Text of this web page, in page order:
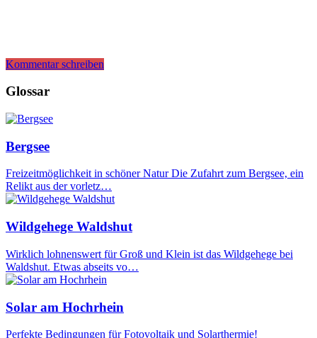
Kommentar schreiben
Glossar
Bergsee
Freizeitmöglichkeit in schöner Natur Die Zufahrt zum Bergsee, ein
Relikt aus der vorletz…
Wildgehege Waldshut
Wirklich lohnenswert für Groß und Klein ist das Wildgehege bei
Waldshut. Etwas abseits vo…
Solar am Hochrhein
Perfekte Bedingungen für Fotovoltaik und Solarthermie!